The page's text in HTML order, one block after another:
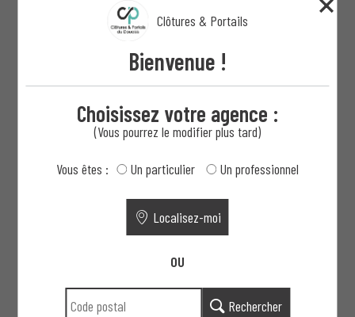
BORNES ET POTELETS H
Votre projet clé en main : de la
conception à la pose
Clôtures & Portails
Bienvenue !
Choisissez votre agence :
(Vous pourrez le modifier plus tard)
Vous êtes : Un particulier Un professionnel
Localisez-moi
OU
Rechercher